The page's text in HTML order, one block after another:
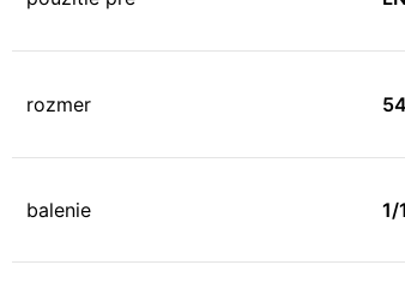
rozmer
balenie 1/